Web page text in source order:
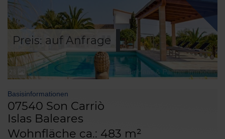
23
Basisinformationen
07540 Son Carriò
Islas Baleares
Preis: auf Anfrage
Wohnfläche ca.: 483 m²